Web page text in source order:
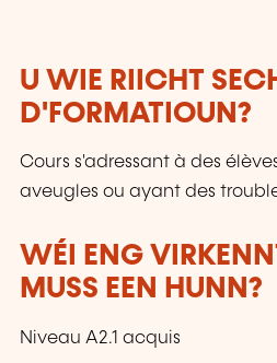
U WIE RIICHT
D'FORMATIOUN?
Cours s'adressant à des
aveugles ou ayant des
WÉI ENG
MUSS EEN HUNN?
Niveau A2.1 acquis